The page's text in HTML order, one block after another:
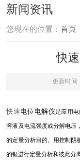
新闻资讯
您现在的位置：首页
快
更新时间
快速电位电解仪是应用
溶液及电流强度或分解电压
的定量分析目的。用控制阴
的银进行定量分析和彼此分